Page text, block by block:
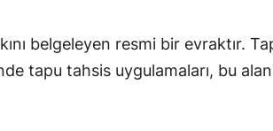
belgeleyen resmi bir evraktır.
tapu tahsis uygulamaları, bu